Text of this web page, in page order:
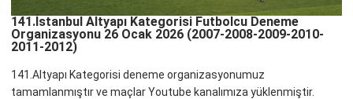
141.İstanbul Altyapı Kategorisi Futbolcu Deneme
Organizasyonu 26 Ocak 2026 (2007-2008-2009-2010-
2011-2012)
141.Altyapı Kategorisi deneme organizasyonumuz
tamamlanmıştır ve maçlar Youtube kanalımıza yüklenmiştir.